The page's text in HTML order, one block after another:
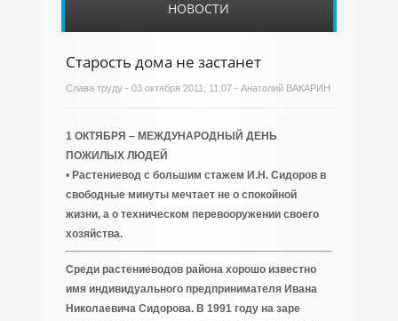
НОВОСТИ
Старость дома не застанет
Слава труду - 03 октября 2011, 11:07 - Анатолий ВАКАРИН
1 ОКТЯБРЯ – МЕЖДУНАРОДНЫЙ ДЕНЬ
ПОЖИЛЫХ ЛЮДЕЙ
• Растениевод с большим стажем И.Н. Сидоров в
свободные минуты мечтает не о спокойной
жизни, а о техническом перевооружении своего
хозяйства.
Среди растениеводов района хорошо известно
имя индивидуального предпринимателя Ивана
Николаевича Сидорова. В 1991 году на заре